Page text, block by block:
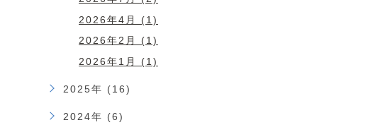
2026年4月 (1)
2026年2月 (1)
2026年1月 (1)
2025年 (16)
2024年 (6)